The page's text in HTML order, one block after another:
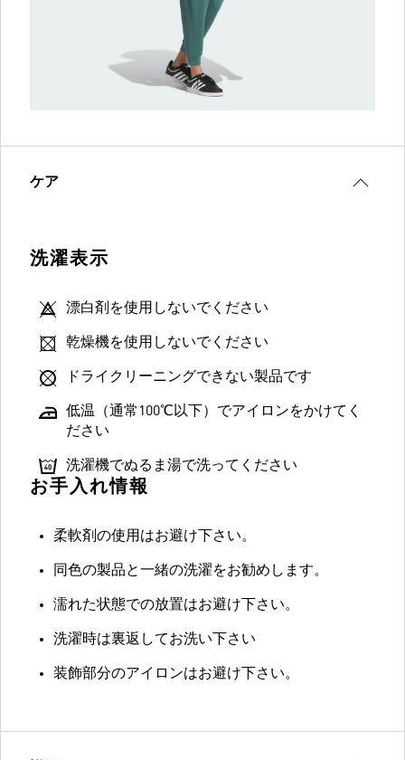
ケア
洗濯表示
漂白剤を使用しないでください
乾燥機を使用しないでください
ドライクリーニングできない製品です
低温（通常100℃以下）でアイロンをかけてく
ださい
洗濯機でぬるま湯で洗ってください
お手入れ情報
柔軟剤の使用はお避け下さい。
同色の製品と一緒の洗濯をお勧めします。
濡れた状態での放置はお避け下さい。
洗濯時は裏返してお洗い下さい
装飾部分のアイロンはお避け下さい。